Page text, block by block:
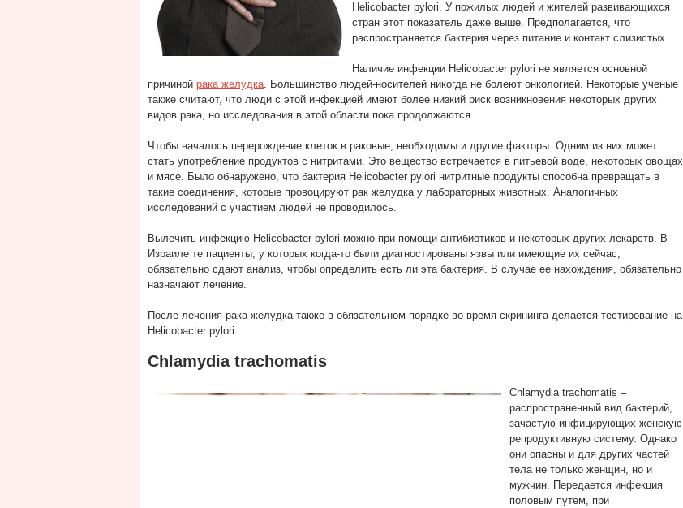
Helicobacter pylori. У пожилых людей и жителей развивающихся
стран этот показатель даже выше. Предполагается, что
распространяется бактерия через питание и контакт слизистых.
Наличие инфекции Helicobacter pylori не является основной
причиной рака желудка. Большинство людей-носителей никогда не болеют онкологией. Некоторые ученые
также считают, что люди с этой инфекцией имеют более низкий риск возникновения некоторых других
видов рака, но исследования в этой области пока продолжаются.
Чтобы началось перерождение клеток в раковые, необходимы и другие факторы. Одним из них может
стать употребление продуктов с нитритами. Это вещество встречается в питьевой воде, некоторых овощах
и мясе. Было обнаружено, что бактерия Helicobacter pylori нитритные продукты способна превращать в
такие соединения, которые провоцируют рак желудка у лабораторных животных. Аналогичных
исследований с участием людей не проводилось.
Вылечить инфекцию Helicobacter pylori можно при помощи антибиотиков и некоторых других лекарств. В
Израиле те пациенты, у которых когда-то были диагностированы язвы или имеющие их сейчас,
обязательно сдают анализ, чтобы определить есть ли эта бактерия. В случае ее нахождения, обязательно
назначают лечение.
После лечения рака желудка также в обязательном порядке во время скрининга делается тестирование на
Helicobacter pylori.
Chlamydia trachomatis
Chlamydia trachomatis –
распространенный вид бактерий,
зачастую инфицирующих женскую
репродуктивную систему. Однако
они опасны и для других частей
тела не только женщин, но и
мужчин. Передается инфекция
половым путем, при